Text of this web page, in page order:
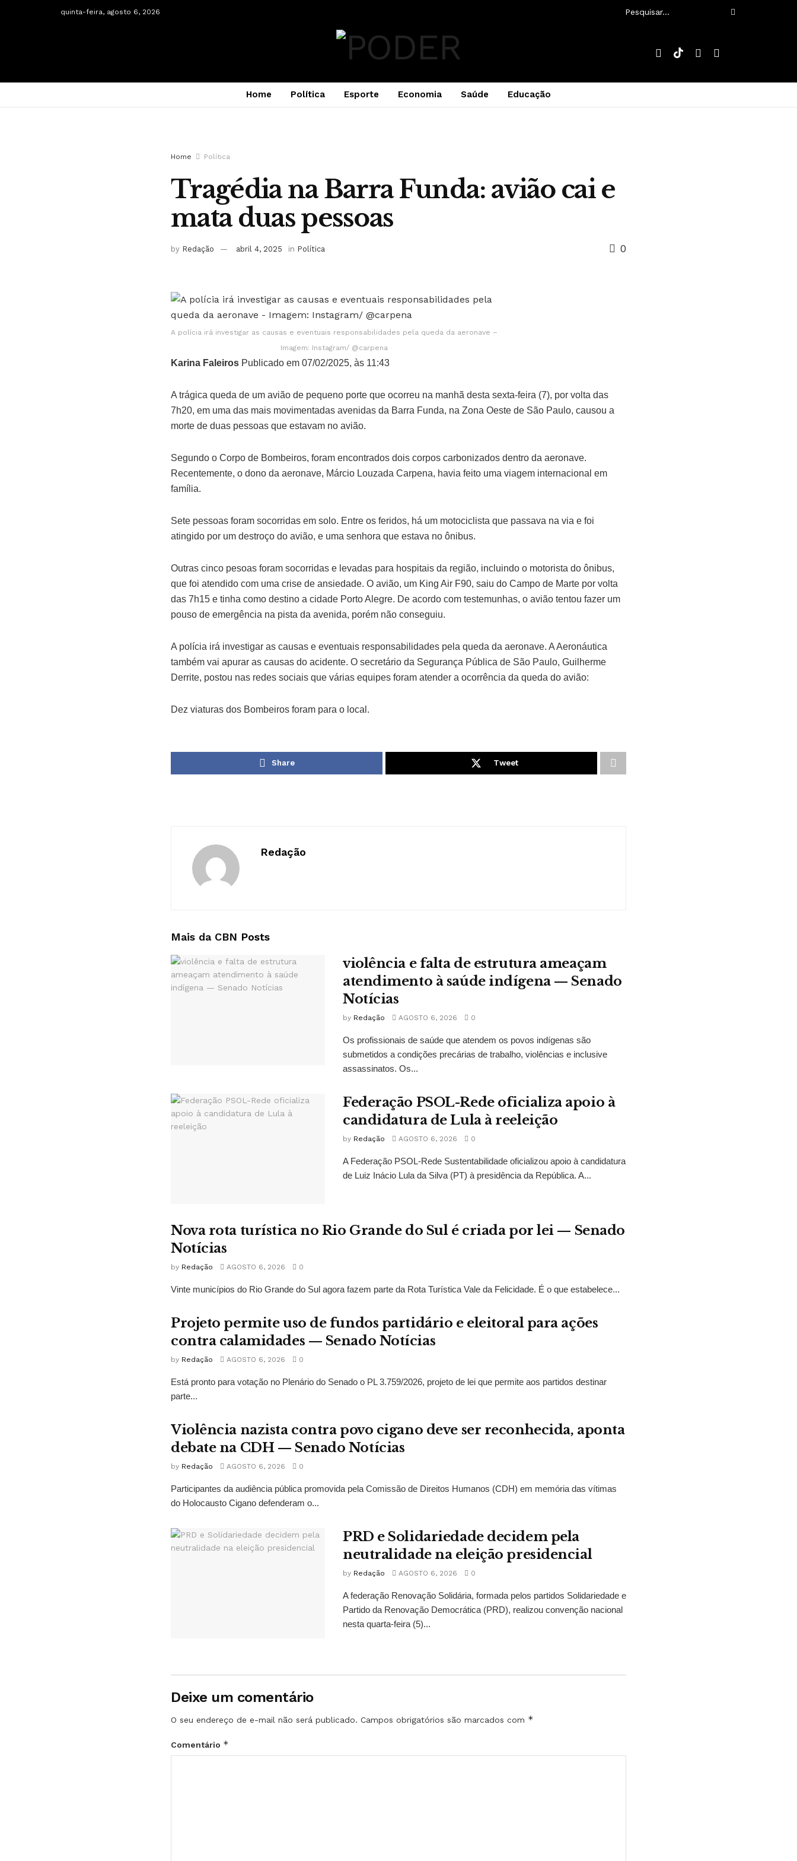
quinta-feira, agosto 6, 2026
Home Política Esporte Economia Saúde Educação
Home Política
Tragédia na Barra Funda: avião cai e
mata duas pessoas
by Redação abril 4, 2025 in Política 0
A polícia irá investigar as causas e eventuais responsabilidades pela queda da aeronave –
Imagem: Instagram/ @carpena
Karina Faleiros Publicado em 07/02/2025, às 11:43
A trágica queda de um avião de pequeno porte que ocorreu na manhã desta sexta-feira (7), por volta das
7h20, em uma das mais movimentadas avenidas da Barra Funda, na Zona Oeste de São Paulo, causou a
morte de duas pessoas que estavam no avião.
Segundo o Corpo de Bombeiros, foram encontrados dois corpos carbonizados dentro da aeronave.
Recentemente, o dono da aeronave, Márcio Louzada Carpena, havia feito uma viagem internacional em
família.
Sete pessoas foram socorridas em solo. Entre os feridos, há um motociclista que passava na via e foi
atingido por um destroço do avião, e uma senhora que estava no ônibus.
Outras cinco pesoas foram socorridas e levadas para hospitais da região, incluindo o motorista do ônibus,
que foi atendido com uma crise de ansiedade. O avião, um King Air F90, saiu do Campo de Marte por volta
das 7h15 e tinha como destino a cidade Porto Alegre. De acordo com testemunhas, o avião tentou fazer um
pouso de emergência na pista da avenida, porém não conseguiu.
A polícia irá investigar as causas e eventuais responsabilidades pela queda da aeronave. A Aeronáutica
também vai apurar as causas do acidente. O secretário da Segurança Pública de São Paulo, Guilherme
Derrite, postou nas redes sociais que várias equipes foram atender a ocorrência da queda do avião:
Dez viaturas dos Bombeiros foram para o local.
Share Tweet
Redação
Mais da CBN Posts
violência e falta de estrutura ameaçam
atendimento à saúde indígena — Senado
Notícias
by Redação AGOSTO 6, 2026 0
Os profissionais de saúde que atendem os povos indígenas são
submetidos a condições precárias de trabalho, violências e inclusive
assassinatos. Os...
Federação PSOL-Rede oficializa apoio à
candidatura de Lula à reeleição
by Redação AGOSTO 6, 2026 0
A Federação PSOL-Rede Sustentabilidade oficializou apoio à candidatura
de Luiz Inácio Lula da Silva (PT) à presidência da República. A...
Nova rota turística no Rio Grande do Sul é criada por lei — Senado
Notícias
by Redação AGOSTO 6, 2026 0
Vinte municípios do Rio Grande do Sul agora fazem parte da Rota Turística Vale da Felicidade. É o que estabelece...
Projeto permite uso de fundos partidário e eleitoral para ações
contra calamidades — Senado Notícias
by Redação AGOSTO 6, 2026 0
Está pronto para votação no Plenário do Senado o PL 3.759/2026, projeto de lei que permite aos partidos destinar
parte...
Violência nazista contra povo cigano deve ser reconhecida, aponta
debate na CDH — Senado Notícias
by Redação AGOSTO 6, 2026 0
Participantes da audiência pública promovida pela Comissão de Direitos Humanos (CDH) em memória das vítimas
do Holocausto Cigano defenderam o...
PRD e Solidariedade decidem pela
neutralidade na eleição presidencial
by Redação AGOSTO 6, 2026 0
A federação Renovação Solidária, formada pelos partidos Solidariedade e
Partido da Renovação Democrática (PRD), realizou convenção nacional
nesta quarta-feira (5)...
Deixe um comentário
O seu endereço de e-mail não será publicado. Campos obrigatórios são marcados com *
Comentário *